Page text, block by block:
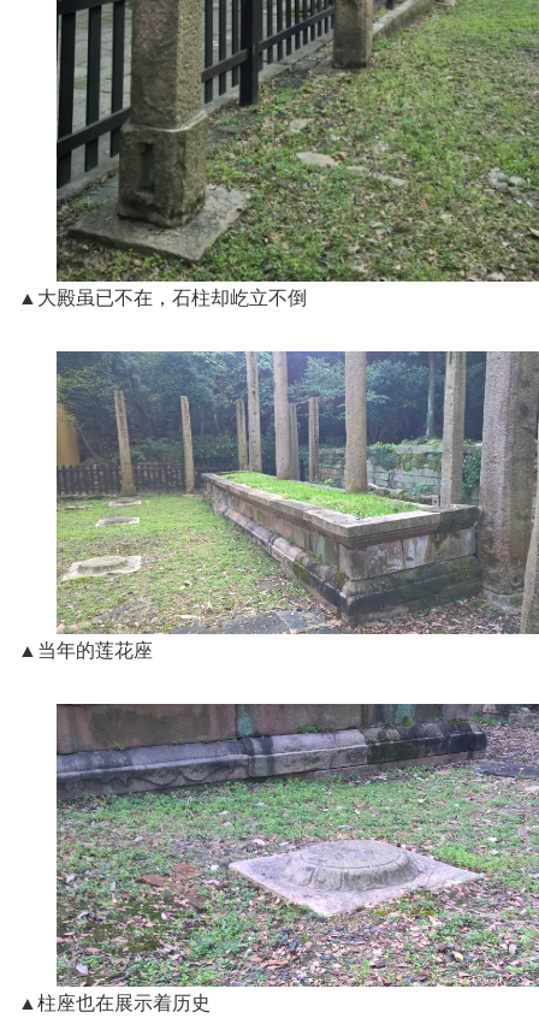
▲大殿虽已不在，石柱却屹立不倒
▲当年的莲花座
▲柱座也在展示着历史